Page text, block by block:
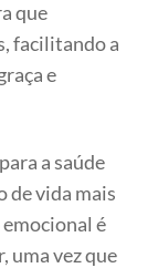
que
facilitando a
e
a saúde
de vida mais
é
uma vez que